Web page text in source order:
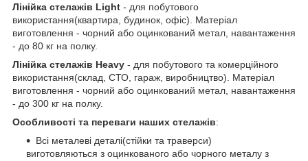
Лінійка стелажів Light - для побутового
використання(квартира, будинок, офіс). Матеріал
виготовлення - чорний або оцинкований метал, навантаження
- до 80 кг на полку.
Лінійка стелажів Heavy - для побутового та комерційного
використання(склад, СТО, гараж, виробництво). Матеріал
виготовлення - чорний або оцинкований метал, навантаження
- до 300 кг на полку.
Особливості та переваги наших стелажів:
Всі металеві деталі(стійки та траверси)
виготовляються з оцинкованого або чорного металу з